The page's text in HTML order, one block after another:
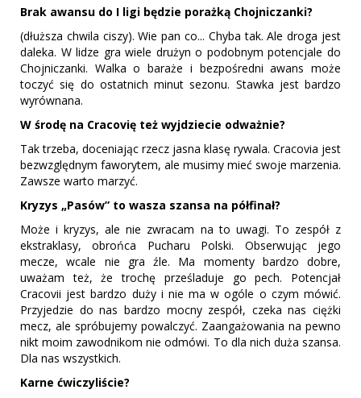
Brak awansu do I ligi będzie porażką Chojniczanki?
(dłuższa chwila ciszy). Wie pan co... Chyba tak. Ale droga jest
daleka. W lidze gra wiele drużyn o podobnym potencjale do
Chojniczanki. Walka o baraże i bezpośredni awans może
toczyć się do ostatnich minut sezonu. Stawka jest bardzo
wyrównana.
W środę na Cracovię też wyjdziecie odważnie?
Tak trzeba, doceniając rzecz jasna klasę rywala. Cracovia jest
bezwzględnym faworytem, ale musimy mieć swoje marzenia.
Zawsze warto marzyć.
Kryzys „Pasów” to wasza szansa na półfinał?
Może i kryzys, ale nie zwracam na to uwagi. To zespół z
ekstraklasy, obrońca Pucharu Polski. Obserwując jego
mecze, wcale nie gra źle. Ma momenty bardzo dobre,
uważam też, że trochę prześladuje go pech. Potencjał
Cracovii jest bardzo duży i nie ma w ogóle o czym mówić.
Przyjedzie do nas bardzo mocny zespół, czeka nas ciężki
mecz, ale spróbujemy powalczyć. Zaangażowania na pewno
nikt moim zawodnikom nie odmówi. To dla nich duża szansa.
Dla nas wszystkich.
Karne ćwiczyliście?